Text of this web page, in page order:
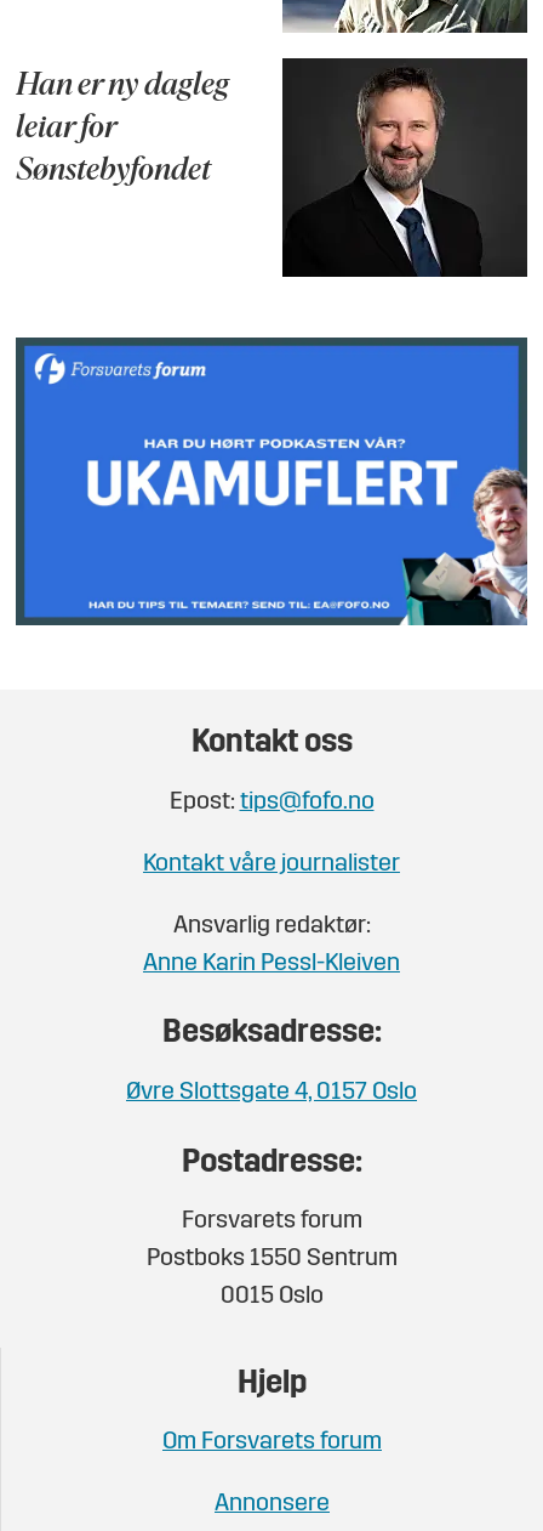
Han er ny dagleg
leiar for
Sønstebyfondet
Kontakt oss
Epost: tips@fofo.no
Kontakt våre journalister
Ansvarlig redaktør:
Anne Karin Pessl-Kleiven
Besøksadresse:
Øvre Slottsgate 4, 0157 Oslo
Postadresse:
Forsvarets forum
Postboks 1550 Sentrum
0015 Oslo
Hjelp
Om Forsvarets forum
Annonsere